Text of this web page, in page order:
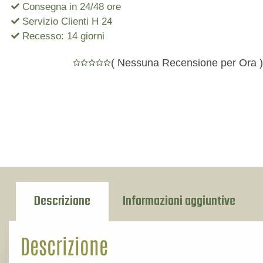
Consegna in 24/48 ore
Servizio Clienti H 24
Recesso: 14 giorni
( Nessuna Recensione per Ora )
Descrizione Informazioni aggiuntive
Descrizione